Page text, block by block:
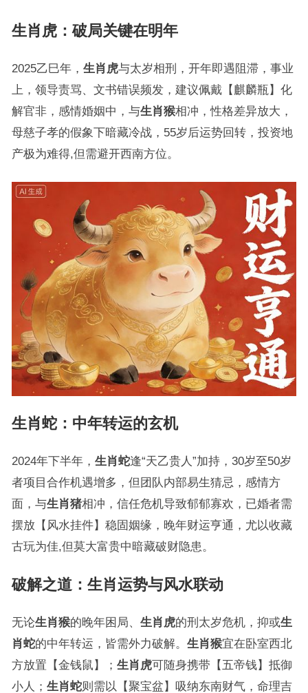
生肖虎：破局关键在明年
2025乙巳年， 生肖虎与太岁相刑，开年即遇阻滞，事业
上，领导责骂、文书错误频发，建议佩戴【麒麟瓶】化
解官非，感情婚姻中，与生肖猴相冲，性格差异放大，
母慈子孝的假象下暗藏冷战，55岁后运势回转，投资地
产极为难得,但需避开西南方位。
生肖蛇：中年转运的玄机
2024年下半年， 生肖蛇逢“天乙贵人”加持，30岁至50岁
者项目合作机遇增多，但团队内部易生猜忌，感情方
面，与生肖猪相冲，信任危机导致郁郁寡欢，已婚者需
摆放【风水挂件】稳固姻缘，晚年财运亨通，尤以收藏
古玩为佳,但莫大富贵中暗藏破财隐患。
破解之道：生肖运势与风水联动
无论生肖猴的晚年困局、 生肖虎的刑太岁危机，抑或生
肖蛇的中年转运，皆需外力破解。 生肖猴宜在卧室西北
方放置【金钱鼠】； 生肖虎可随身携带【五帝钱】抵御
小人； 生肖蛇则需以【聚宝盆】吸纳东南财气，命理吉